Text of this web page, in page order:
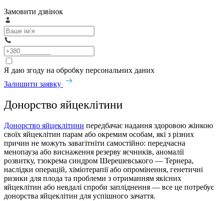
Замовити дзвінок
Я даю згоду на обробку персональних даних
Залишити заявку
Донорство яйцеклітини
Донорство яйцеклітини передбачає надання здоровою жінкою
своїх яйцеклітин парам або окремим особам, які з різних
причин не можуть завагітніти самостійно: передчасна
менопауза або виснаження резерву яєчників, аномалії
розвитку, тзокрема синдром Шерешевського — Тернера,
наслідки операцій, хіміотерапії або опромінення, генетичні
ризики для плода та проблеми з отриманням якісних
яйцеклітин або невдалі спроби запліднення — все це потребує
донорства яйцеклітин для успішного зачаття.